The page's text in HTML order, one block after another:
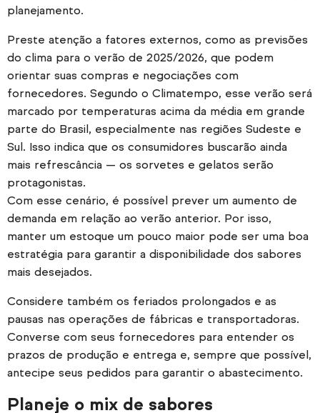
planejamento.
Preste atenção a fatores externos, como as previsões
do clima para o verão de 2025/2026, que podem
orientar suas compras e negociações com
fornecedores. Segundo o Climatempo, esse verão será
marcado por temperaturas acima da média em grande
parte do Brasil, especialmente nas regiões Sudeste e
Sul. Isso indica que os consumidores buscarão ainda
mais refrescância — os sorvetes e gelatos serão
protagonistas.
Com esse cenário, é possível prever um aumento de
demanda em relação ao verão anterior. Por isso,
manter um estoque um pouco maior pode ser uma boa
estratégia para garantir a disponibilidade dos sabores
mais desejados.
Considere também os feriados prolongados e as
pausas nas operações de fábricas e transportadoras.
Converse com seus fornecedores para entender os
prazos de produção e entrega e, sempre que possível,
antecipe seus pedidos para garantir o abastecimento.
Planeje o mix de sabores